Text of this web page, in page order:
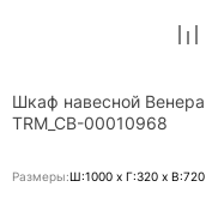
Шкаф навесной Венера
TRM_CB-00010968
Размеры:Ш:1000 x Г:320 x В:720